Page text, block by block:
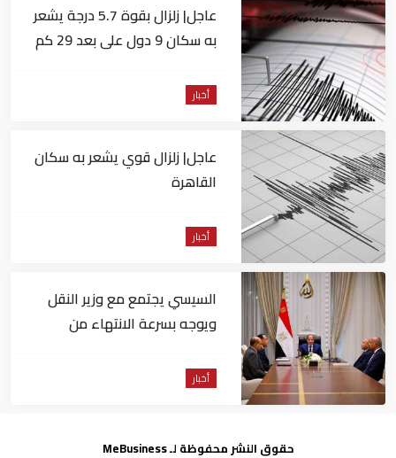
عاجل| زلزال بقوة 5.7 درجة يشعر
به سكان 9 دول على بعد 29 كم
أخبار
عاجل| زلزال قوي يشعر به سكان
القاهرة
أخبار
السيسي يجتمع مع وزير النقل
ويوجه بسرعة الانتهاء من
أخبار
حقوق النشر محفوظة لـ MeBusiness